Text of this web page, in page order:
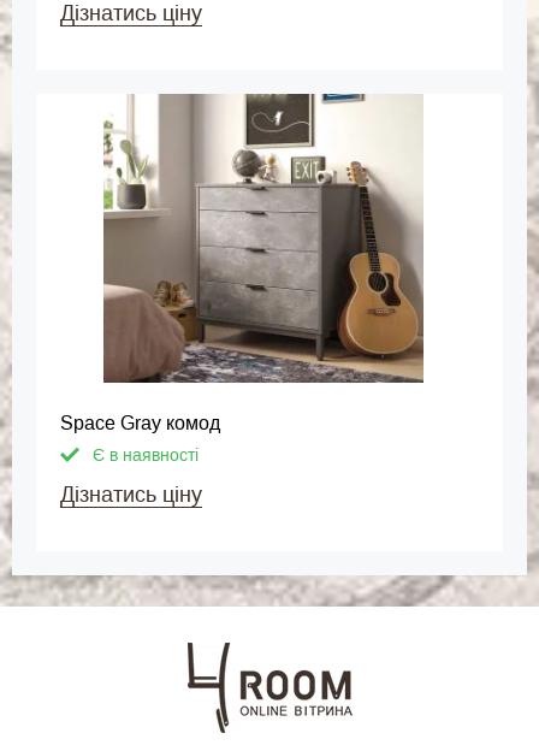
Дізнатись ціну
Space Gray комод
Є в наявності
Дізнатись ціну